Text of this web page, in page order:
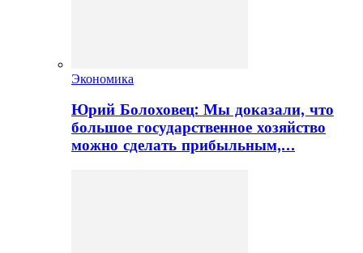
Экономика
Юрий Болоховец: Мы доказали, что
большое государственное хозяйство
можно сделать прибыльным,…